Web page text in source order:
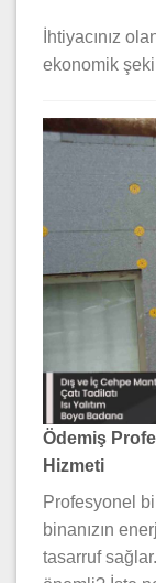
İhtiyacınız
ekonomik
Ödemiş
Hizmeti
Profesyonel
binanızın
tasarruf